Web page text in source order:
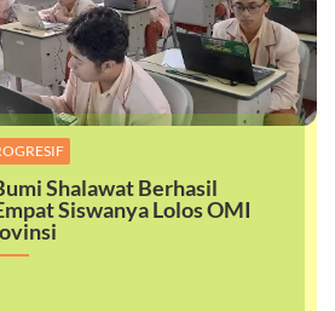
Shalawat Berhasil
Siswanya Lolos OMI